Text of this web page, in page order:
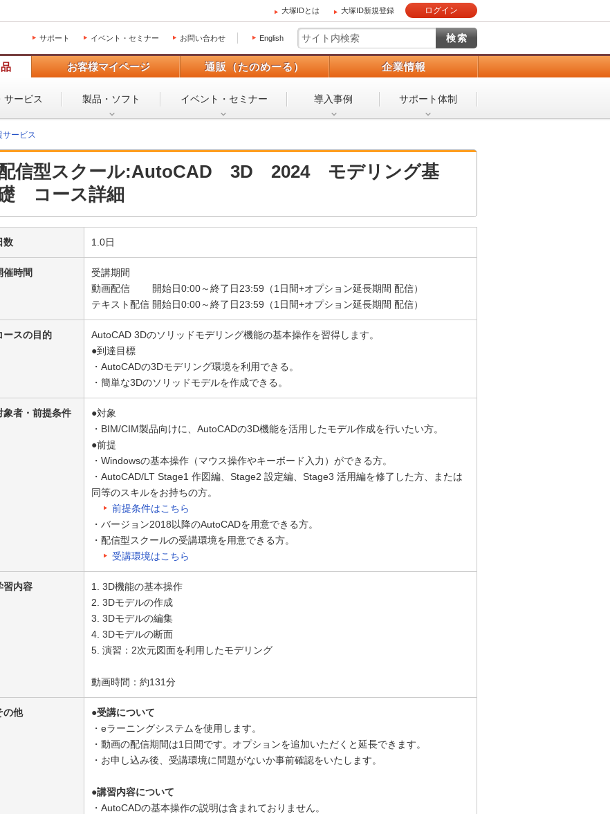
大塚IDとは 大塚ID新規登録 ログイン
サポート イベント・セミナー お問い合わせ English
お客様マイページ 通販（たのめーる） 企業情報
サービス 製品・ソフト イベント・ セミナー 導入事例 サポート体制
サービス
信型スクール:AutoCAD 3D 2024 モデリング基
コース詳細
数 1.0日
催時間
受講期間
動画配信 開始日0:00～終了日23:59（1日間+オプション延長期間 配信）
テキスト配信 開始日0:00～終了日23:59（1日間+オプション延長期間 配信）
ースの目的
AutoCAD 3Dのソリッドモデリング機能の基本操作を習得します。
●到達目標
・AutoCADの3Dモデリング環境を利用できる。
・簡単な3Dのソリッドモデルを作成できる。
象者・前提条件
●対象
・BIM/CIM製品向けに、AutoCADの3D機能を活用したモデル作成を行いたい方。
●前提
・Windowsの基本操作（マウス操作やキーボード入力）ができる方。
・AutoCAD/LT Stage1 作図編、Stage2 設定編、Stage3 活用編を修了した方、または
同等のスキルをお持ちの方。
前提条件はこちら
・バージョン2018以降のAutoCADを用意できる方。
・配信型スクールの受講環境を用意できる方。
受講環境はこちら
習内容
1. 3D機能の基本操作
2. 3Dモデルの作成
3. 3Dモデルの編集
4. 3Dモデルの断面
5. 演習：2次元図面を利用したモデリング
動画時間：約131分
の他
●受講について
・eラーニングシステムを使用します。
・動画の配信期間は1日間です。オプションを追加いただくと延長できます。
・お申し込み後、受講環境に問題がないか事前確認をいたします。
●講習内容について
・AutoCADの基本操作の説明は含まれておりません。